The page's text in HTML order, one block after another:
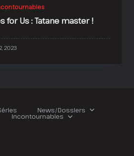
for Us : Tatane master !
2023
News/Dossiers
Incontournables